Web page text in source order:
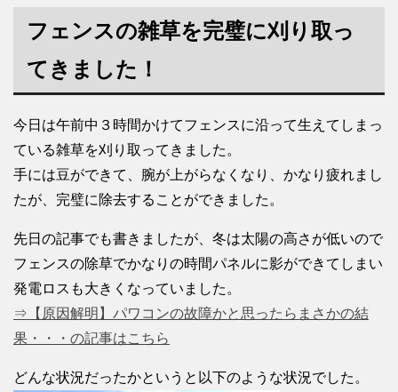
フェンスの雑草を完璧に刈り取っ
てきました！
今日は午前中３時間かけてフェンスに沿って生えてしまっ
ている雑草を刈り取ってきました。
手には豆ができて、腕が上がらなくなり、かなり疲れまし
たが、完璧に除去することができました。
先日の記事でも書きましたが、冬は太陽の高さが低いので
フェンスの除草でかなりの時間パネルに影ができてしまい
発電ロスも大きくなっていました。
⇒【原因解明】パワコンの故障かと思ったらまさかの結
果・・・の記事はこちら
どんな状況だったかというと以下のような状況でした。